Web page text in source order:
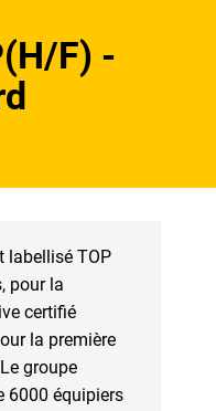
F) -
labellisé TOP
pour la
certifié
la première
groupe
6000 équipiers